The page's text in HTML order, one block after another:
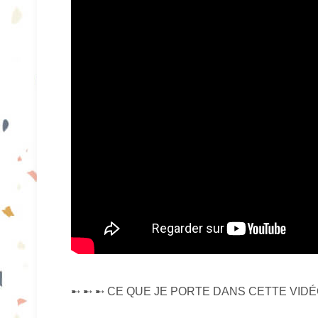
➸ ➸ ➸ CE QUE JE PORTE DANS CETTE